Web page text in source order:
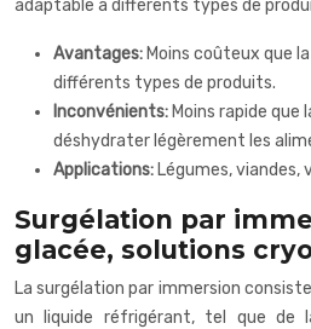
adaptable à différents types de
Avantages: Moins coûteux que
différents types de produits.
Inconvénients: Moins rapide que
déshydrater légèrement les
Applications: Légumes, viandes,
Surgélation par
glacée, solutions
La surgélation par immersion
un liquide réfrigérant, tel que de